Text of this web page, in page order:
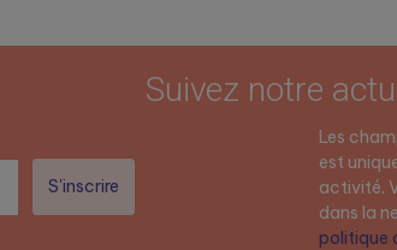
Suivez notre
Les
est
activité.
dans la
politique